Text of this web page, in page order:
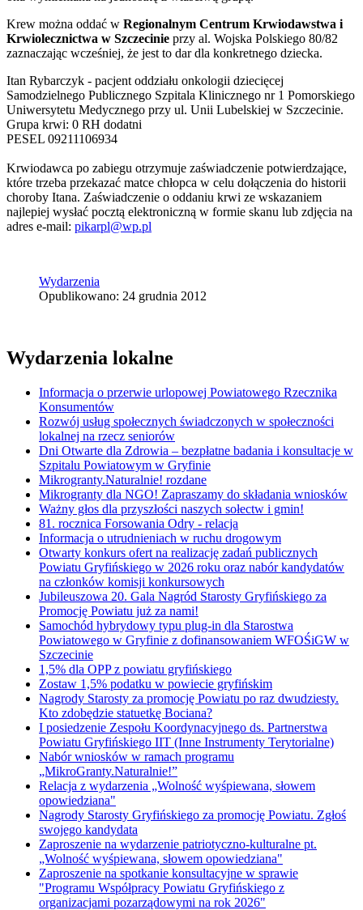
Krew można oddać w Regionalnym Centrum Krwiodawstwa i
Krwiolecznictwa w Szczecinie przy al. Wojska Polskiego 80/82
zaznaczając wcześniej, że jest to dar dla konkretnego dziecka.
Itan Rybarczyk - pacjent oddziału onkologii dziecięcej
Samodzielnego Publicznego Szpitala Klinicznego nr 1 Pomorskiego
Uniwersytetu Medycznego przy ul. Unii Lubelskiej w Szczecinie.
Grupa krwi: 0 RH dodatni
PESEL 09211106934
Krwiodawca po zabiegu otrzymuje zaświadczenie potwierdzające,
które trzeba przekazać matce chłopca w celu dołączenia do historii
choroby Itana. Zaświadczenie o oddaniu krwi ze wskazaniem
najlepiej wysłać pocztą elektroniczną w formie skanu lub zdjęcia na
adres e-mail: pikarpl@wp.pl
Wydarzenia
Opublikowano: 24 grudnia 2012
Wydarzenia lokalne
Informacja o przerwie urlopowej Powiatowego Rzecznika
Konsumentów
Rozwój usług społecznych świadczonych w społeczności
lokalnej na rzecz seniorów
Dni Otwarte dla Zdrowia – bezpłatne badania i konsultacje w
Szpitalu Powiatowym w Gryfinie
Mikrogranty.Naturalnie! rozdane
Mikrogranty dla NGO! Zapraszamy do składania wniosków
Ważny głos dla przyszłości naszych sołectw i gmin!
81. rocznica Forsowania Odry - relacja
Informacja o utrudnieniach w ruchu drogowym
Otwarty konkurs ofert na realizację zadań publicznych
Powiatu Gryfińskiego w 2026 roku oraz nabór kandydatów
na członków komisji konkursowych
Jubileuszowa 20. Gala Nagród Starosty Gryfińskiego za
Promocję Powiatu już za nami!
Samochód hybrydowy typu plug-in dla Starostwa
Powiatowego w Gryfinie z dofinansowaniem WFOŚiGW w
Szczecinie
1,5% dla OPP z powiatu gryfińskiego
Zostaw 1,5% podatku w powiecie gryfińskim
Nagrody Starosty za promocję Powiatu po raz dwudziesty.
Kto zdobędzie statuetkę Bociana?
I posiedzenie Zespołu Koordynacyjnego ds. Partnerstwa
Powiatu Gryfińskiego IIT (Inne Instrumenty Terytorialne)
Nabór wniosków w ramach programu
„MikroGranty.Naturalnie!”
Relacja z wydarzenia „Wolność wyśpiewana, słowem
opowiedziana"
Nagrody Starosty Gryfińskiego za promocję Powiatu. Zgłoś
swojego kandydata
Zaproszenie na wydarzenie patriotyczno-kulturalne pt.
„Wolność wyśpiewana, słowem opowiedziana"
Zaproszenie na spotkanie konsultacyjne w sprawie
"Programu Współpracy Powiatu Gryfińskiego z
organizacjami pozarządowymi na rok 2026"